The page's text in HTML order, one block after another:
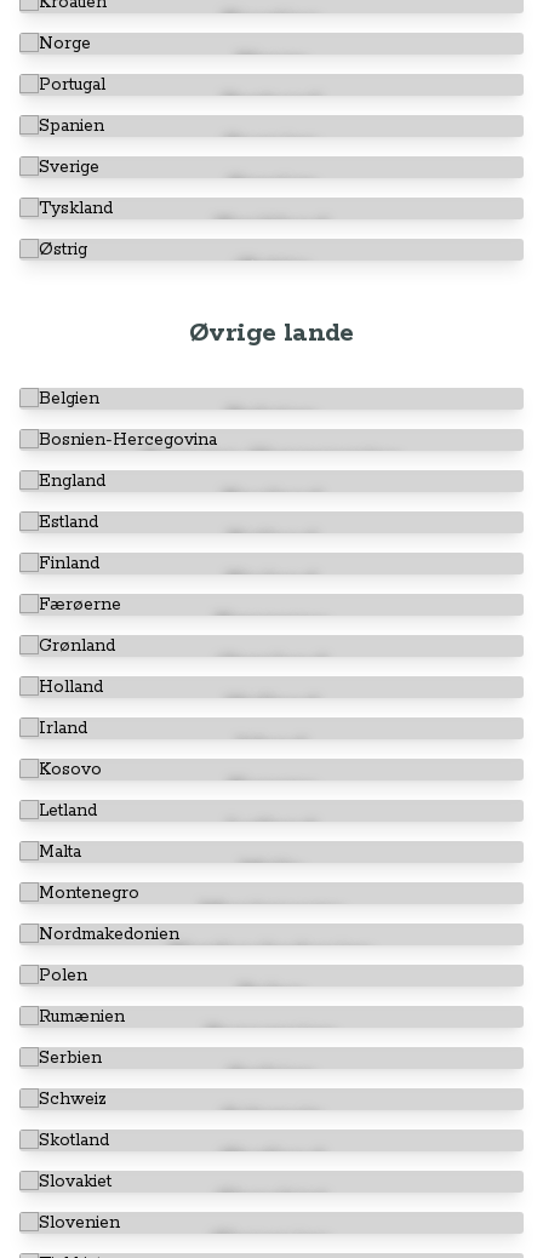
Kroatien
Norge
Portugal
Spanien
Sverige
Tyskland
Østrig
Øvrige lande
Belgien
Bosnien-Hercegovina
England
Estland
Finland
Færøerne
Grønland
Holland
Irland
Kosovo
Letland
Malta
Montenegro
Nordmakedonien
Polen
Rumænien
Serbien
Schweiz
Skotland
Slovakiet
Slovenien